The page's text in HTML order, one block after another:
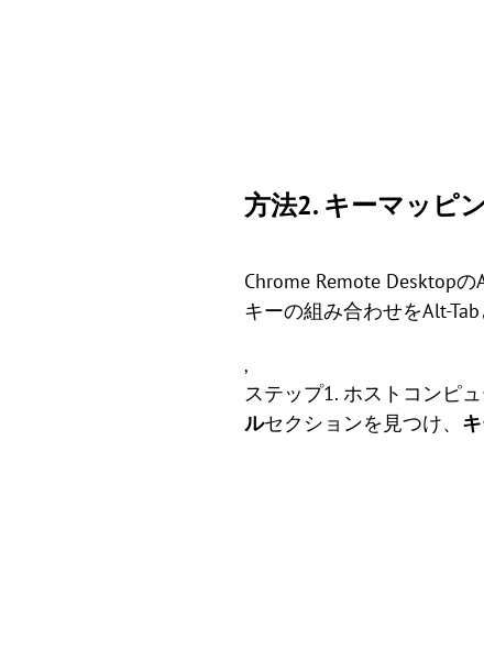
方法2. キーマッピ
Chrome Remote Desktop
キーの組み合わせをAlt-
,
ステップ1. ホストコンピュ
ルセクションを見つけ、